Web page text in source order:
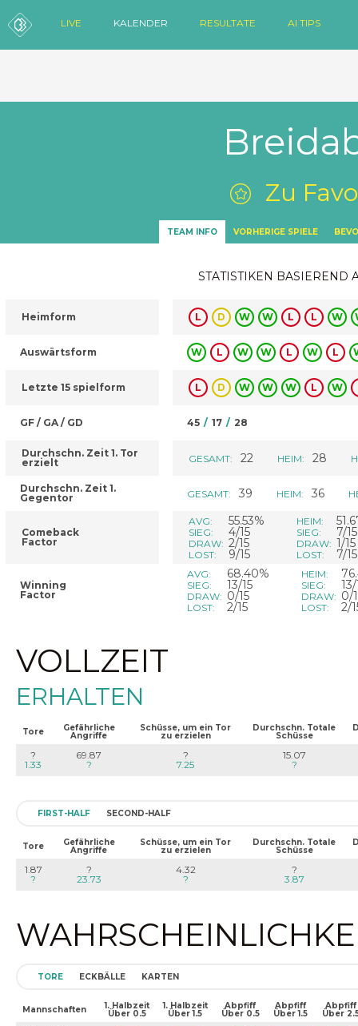
LIVE KALENDER RESULTATE AI TIPS
Zu
TEAM INFO VORHERIGE SPIELE
STATISTIKEN BASIEREND
Heimform
Auswärtsform
Letzte 15 spielform
GF / GA / GD
Durchschn. Zeit 1. Tor
erzielt
Durchschn. Zeit 1.
Gegentor
Comeback
Factor
Winning
Factor
L D W W L L W
W L W W L W L
L D W W W L W
45 / 17 / 28
GESAMT: 22 HEIM: 28
GESAMT: 39 HEIM: 36
AVG: 55.53%
SIEG: 4/15
DRAW: 2/15
LOST: 9/15
HEIM:
SIEG: 7/15
DRAW: 1/15
LOST: 7/15
AVG: 68.40%
SIEG: 13/15
DRAW: 0/15
LOST: 2/15
HEIM:
SIEG: 13/
DRAW: 0/
LOST: 2/
VOLLZEIT
ERHALTEN
Tore Gefährliche
Angriffe
Schüsse, um ein Tor
zu erzielen
Durchschn. Totale
Schüsse
?
1.33
69.87
?
?
7.25
15.07
?
FIRST-HALF SECOND-HALF
Tore Gefährliche
Angriffe
Schüsse, um ein Tor
zu erzielen
Durchschn. Totale
Schüsse
1.87
?
?
23.73
4.32
?
?
3.87
TORE ECKBÄLLE KARTEN
Mannschaften 1. Halbzeit
Über 0.5
1. Halbzeit
Über 1.5
Abpfiff
Über 0.5
Abpfiff
Über 1.5
Abpfiff
Über